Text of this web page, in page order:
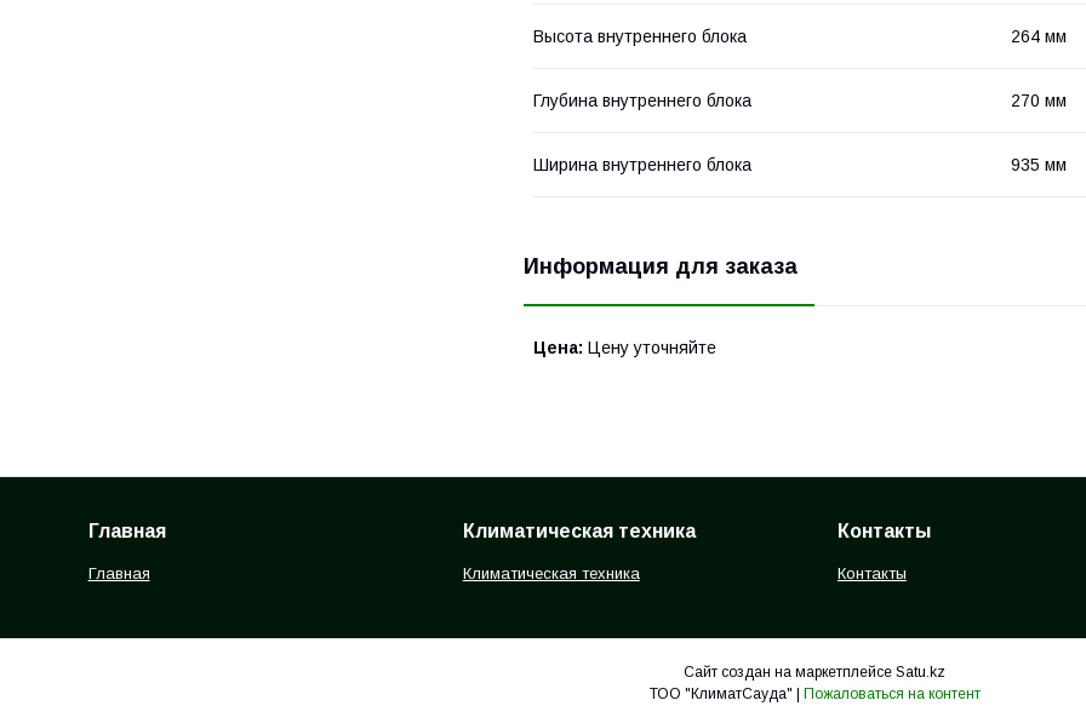
Высота внутреннего блока 264 мм
Глубина внутреннего блока 270 мм
Ширина внутреннего блока 935 мм
Информация для заказа
Цена: Цену уточняйте
Главная
Главная
Климатическая техника
Климатическая техника
Контакты
Контакты
Сайт создан на маркетплейсе Satu.kz
Пожаловаться на контент